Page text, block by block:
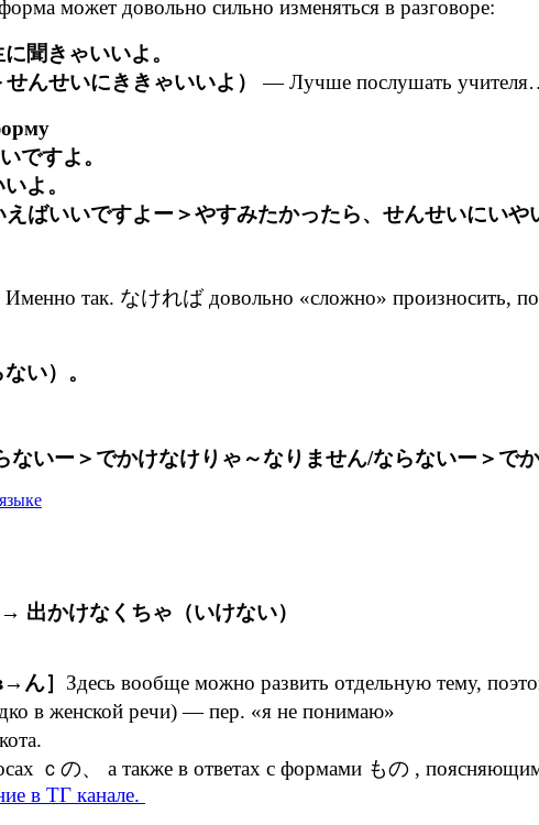
может довольно сильно изменяться в разговоре:
聞きゃいいよ。
んせいにききゃいいよ）
— Лучше послушать
ですよ。
よ。
ばいいですよー＞やすみたかったら、せんせいにいや
Именно так. なければ довольно «сложно» произносить,
い）。
いー＞でかけなけりゃ～なりません/ならないー＞で
出かけなくちゃ（いけない）
ん］ Здесь вообще можно развить отдельную тему,
в женской речи) — пер. «я не понимаю»
ｃの、 а также в ответах с формами もの ,
в ТГ канале.